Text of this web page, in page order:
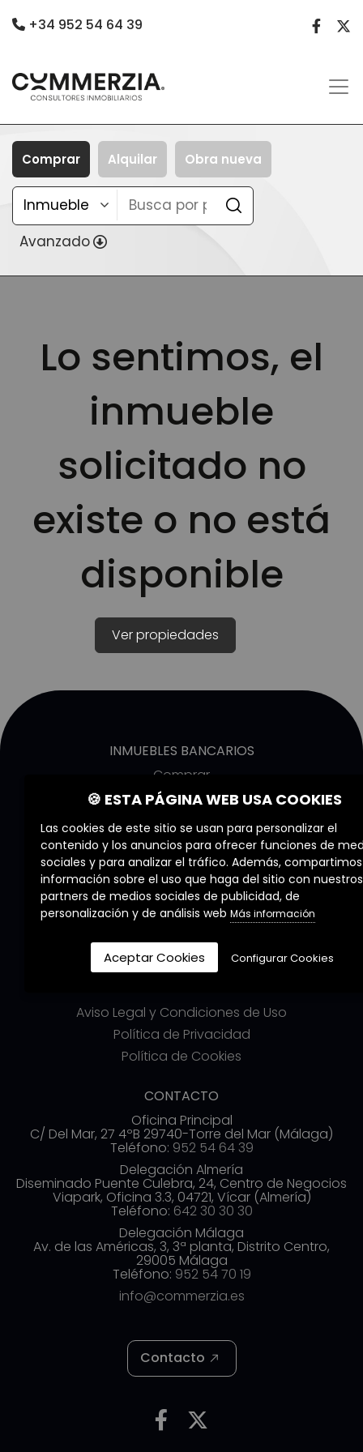
+34 952 54 64 39
Comprar Alquilar Obra nueva
Avanzado
Lo sentimos, el
inmueble
solicitado no
existe o no está
disponible
Ver propiedades
INMUEBLES BANCARIOS
Comprar
Alquilar
Obra nueva
COMMERZIA
Quiénes Somos
Nuestros Servicios
Nuestros Agentes
Trabaja con nosotros
Aviso Legal y Condiciones de Uso
Política de Privacidad
Política de Cookies
CONTACTO
Oficina Principal
C/ Del Mar, 27 4ºB 29740-Torre del Mar (Málaga)
Teléfono: 952 54 64 39
Delegación Almería
Diseminado Puente Culebra, 24, Centro de Negocios
Viapark, Oficina 3.3, 04721, Vícar (Almería)
Teléfono: 642 30 30 30
Delegación Málaga
Av. de las Américas, 3, 3ª planta, Distrito Centro,
29005 Málaga
Teléfono: 952 54 70 19
info@commerzia.es
Contacto
🍪 ESTA PÁGINA WEB USA COOKIES
Las cookies de este sitio se usan para personalizar el
contenido y los anuncios para ofrecer funciones de
sociales y para analizar el tráfico. Además, compartimos
información sobre el uso que haga del sitio con nuestros
partners de medios sociales de publicidad, de
personalización y de análisis web Más información
Aceptar Cookies Configurar Cookies